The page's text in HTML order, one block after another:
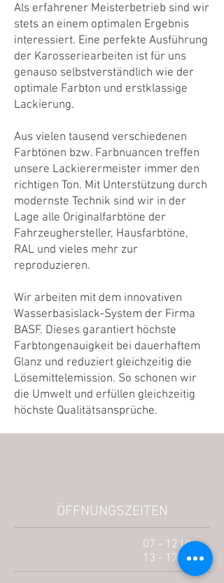
Als erfahrener Meisterbetrieb sind wir
stets an einem optimalen Ergebnis
interessiert. Eine perfekte Ausführung
der Karosseriearbeiten ist für uns
genauso selbstverständlich wie der
optimale Farbton und erstklassige
Lackierung.
Aus vielen tausend verschiedenen
Farbtönen bzw. Farbnuancen treffen
unsere Lackierermeister immer den
richtigen Ton. Mit Unterstützung durch
modernste Technik sind wir in der
Lage alle Originalfarbtöne der
Fahrzeughersteller, Hausfarbtöne,
RAL und vieles mehr zur
reproduzieren.
Wir arbeiten mit dem innovativen
Wasserbasislack-System der Firma
BASF. Dieses garantiert höchste
Farbtongenauigkeit bei dauerhaftem
Glanz und reduziert gleichzeitig die
Lösemittelemission. So schonen wir
die Umwelt und erfüllen gleichzeitig
höchste Qualitätsansprüche.
ÖFFNUNGSZEITEN
07 - 12 Uhr
13 - 17 Uhr